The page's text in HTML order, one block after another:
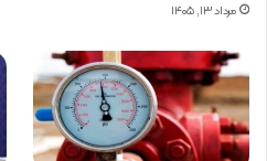
مرداد ۱۳, ۱۴۰۵